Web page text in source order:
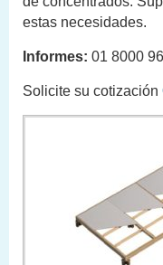
estas necesidades.
Informes: 01 8000
Solicite su cotización